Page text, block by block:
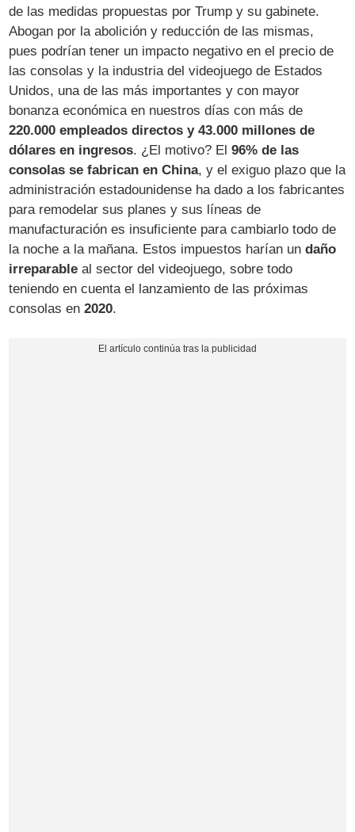
de las medidas propuestas por Trump y su gabinete.
Abogan por la abolición y reducción de las mismas,
pues podrían tener un impacto negativo en el precio de
las consolas y la industria del videojuego de Estados
Unidos, una de las más importantes y con mayor
bonanza económica en nuestros días con más de
220.000 empleados directos y 43.000 millones de
dólares en ingresos. ¿El motivo? El96% de las
consolas se fabrican en China, y el exiguo plazo que la
administración estadounidense ha dado a los fabricantes
para remodelar sus planes y sus líneas de
manufacturación es insuficiente para cambiarlo todo de
la noche a la mañana. Estos impuestos harían undaño
irreparable al sector del videojuego, sobre todo
teniendo en cuenta el lanzamiento de las próximas
consolas en2020.